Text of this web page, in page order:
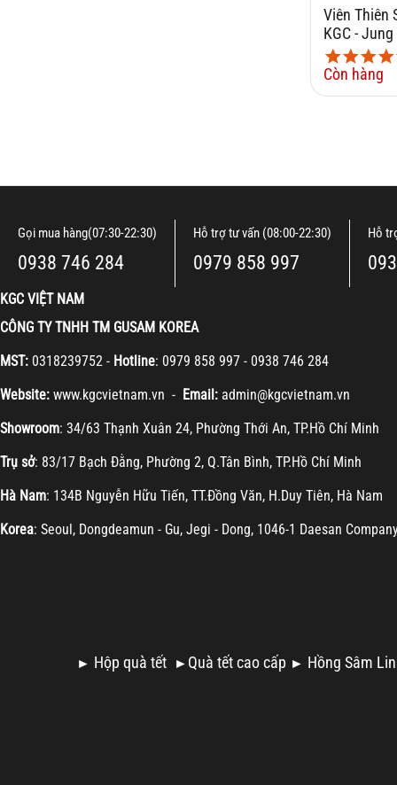
Viên Thiên
KGC -
Hwang Jin
Còn hàng
Gọi mua hàng(07:30-22:30)
0938 746 284
Hỗ trợ tư vấn (08:00-22:30)
0979 858 997
Hỗ
KGC VIỆT NAM
CÔNG TY TNHH TM GUSAM KOREA
MST: 0318239752 - Hotline: 0979 858 997 - 0938 746 284
Website: www.kgcvietnam.vn - Email: admin@kgcvietnam.vn
Showroom: 34/63 Thạnh Xuân 24, Phường Thới An, TP.Hồ Chí Minh
Trụ sở: 83/17 Bạch Đằng, Phường 2, Q.Tân Bình, TP.Hồ Chí Minh
Hà Nam: 134B Nguyễn Hữu Tiến, TT.Đồng Văn, H.Duy Tiên, Hà Nam
Korea: Seoul, Dongdeamun - Gu, Jegi - Dong, 1046-1 Daesan
► Hộp quà tết► Quà tết cao cấp ► Hồng Sâm